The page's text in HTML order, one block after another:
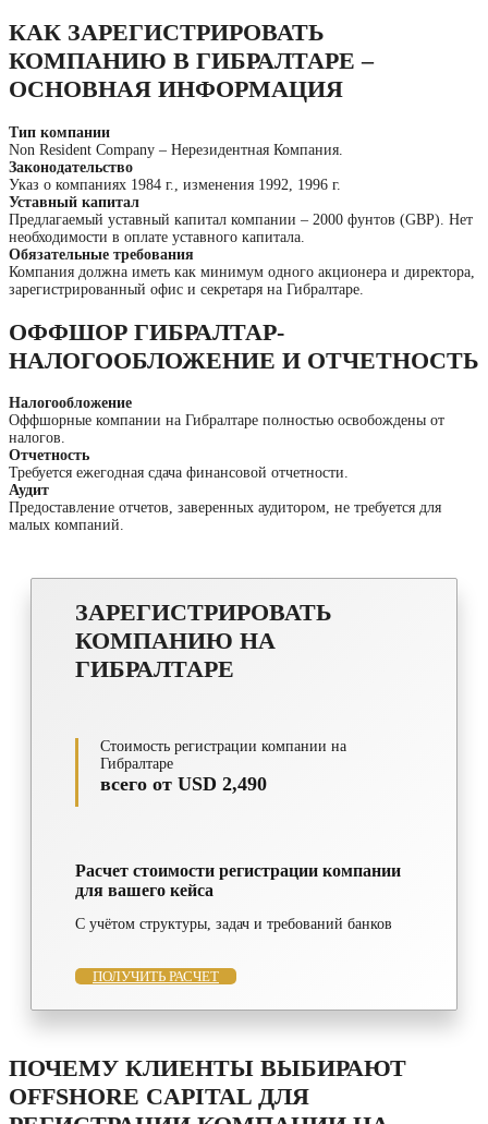
КАК ЗАРЕГИСТРИРОВАТЬ
КОМПАНИЮ В ГИБРАЛТАРЕ –
ОСНОВНАЯ ИНФОРМАЦИЯ
Тип компании
Non Resident Company – Нерезидентная Компания.
Законодательство
Указ о компаниях 1984 г., изменения 1992, 1996 г.
Уставный капитал
Предлагаемый уставный капитал компании – 2000 фунтов (GBP). Нет
необходимости в оплате уставного капитала.
Обязательные требования
Компания должна иметь как минимум одного акционера и директора,
зарегистрированный офис и секретаря на Гибралтаре.
ОФФШОР ГИБРАЛТАР-
НАЛОГООБЛОЖЕНИЕ И ОТЧЕТНОСТЬ
Налогообложение
Оффшорные компании на Гибралтаре полностью освобождены от
налогов.
Отчетность
Требуется ежегодная сдача финансовой отчетности.
Аудит
Предоставление отчетов, заверенных аудитором, не требуется для
малых компаний.
ЗАРЕГИСТРИРОВАТЬ
КОМПАНИЮ НА
ГИБРАЛТАРЕ
Стоимость регистрации компании на
Гибралтаре
всего от USD 2,490
Расчет стоимости регистрации компании
для вашего кейса
С учётом структуры, задач и требований банков
ПОЛУЧИТЬ РАСЧЕТ
ПОЧЕМУ КЛИЕНТЫ ВЫБИРАЮТ
OFFSHORE CAPITAL ДЛЯ